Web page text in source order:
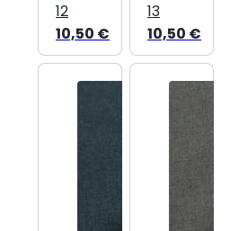
12
10,50 €
13
10,50 €